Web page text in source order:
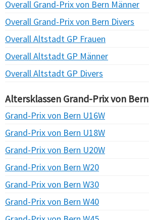
Overall Grand-Prix von Bern Männer
Overall Grand-Prix von Bern Divers
Overall Altstadt GP Frauen
Overall Altstadt GP Männer
Overall Altstadt GP Divers
Altersklassen Grand-Prix von Bern
Grand-Prix von Bern U16W
Grand-Prix von Bern U18W
Grand-Prix von Bern U20W
Grand-Prix von Bern W20
Grand-Prix von Bern W30
Grand-Prix von Bern W40